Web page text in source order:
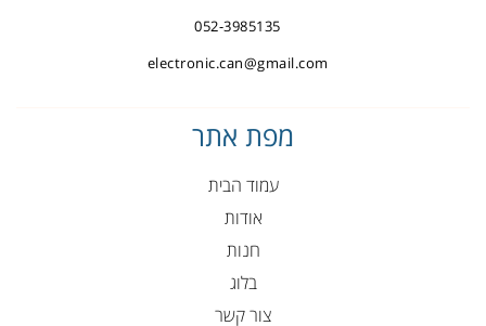
052-3985135
electronic.can@gmail.com
מפת אתר
עמוד הבית
אודות
חנות
בלוג
צור קשר